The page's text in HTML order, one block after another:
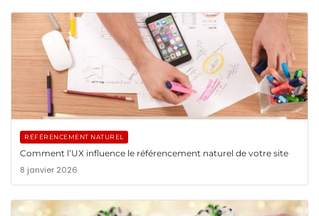
RÉFÉRENCEMENT NATUREL
Comment l’UX influence le référencement naturel de votre site
8 janvier 2026